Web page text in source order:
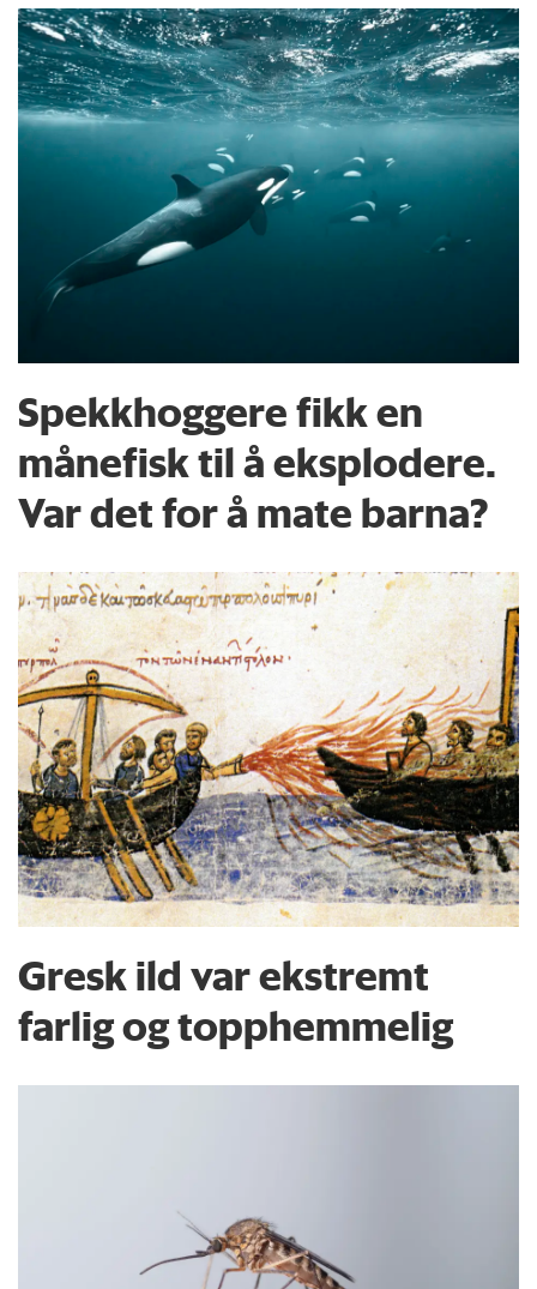
Spekkhoggere fikk en
månefisk til å eksplodere.
Var det for å mate barna?
Gresk ild var ekstremt
farlig og topphemmelig